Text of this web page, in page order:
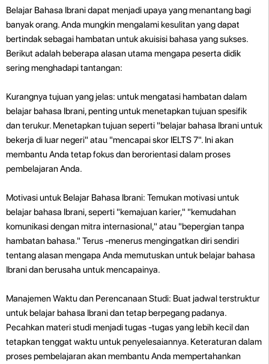
Belajar Bahasa Ibrani dapat menjadi upaya yang menantang bagi
banyak orang. Anda mungkin mengalami kesulitan yang dapat
bertindak sebagai hambatan untuk akuisisi bahasa yang sukses.
Berikut adalah beberapa alasan utama mengapa peserta didik
sering menghadapi tantangan:
Kurangnya tujuan yang jelas: untuk mengatasi hambatan dalam
belajar bahasa Ibrani, penting untuk menetapkan tujuan spesifik
dan terukur. Menetapkan tujuan seperti "belajar bahasa Ibrani untuk
bekerja di luar negeri" atau "mencapai skor IELTS 7". Ini akan
membantu Anda tetap fokus dan berorientasi dalam proses
pembelajaran Anda.
Motivasi untuk Belajar Bahasa Ibrani: Temukan motivasi untuk
belajar bahasa Ibrani, seperti "kemajuan karier," "kemudahan
komunikasi dengan mitra internasional," atau "bepergian tanpa
hambatan bahasa." Terus -menerus mengingatkan diri sendiri
tentang alasan mengapa Anda memutuskan untuk belajar bahasa
Ibrani dan berusaha untuk mencapainya.
Manajemen Waktu dan Perencanaan Studi: Buat jadwal terstruktur
untuk belajar bahasa Ibrani dan tetap berpegang padanya.
Pecahkan materi studi menjadi tugas -tugas yang lebih kecil dan
tetapkan tenggat waktu untuk penyelesaiannya. Keteraturan dalam
proses pembelajaran akan membantu Anda mempertahankan